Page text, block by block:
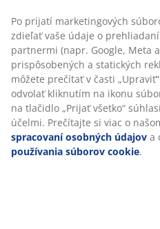
Po prijatí marketingových
zdieľať vaše údaje o
partnermi (napr. Google, Meta
prispôsobených a statických
môžete prečítať v časti
odvolať kliknutím na ikonu
na tlačidlo „Prijať všetko“
účelmi. Prečítajte si viac o
spracovaní osobných údajov a
používania súborov cookie.